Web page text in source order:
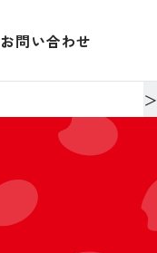
お問い合わせ